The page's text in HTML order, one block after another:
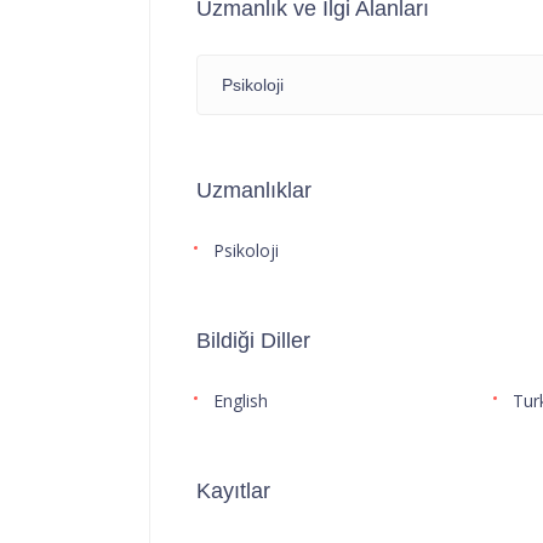
Uzmanlık ve İlgi Alanları
Psikoloji
Uzmanlıklar
Psikoloji
Bildiği Diller
English
Kayıtlar